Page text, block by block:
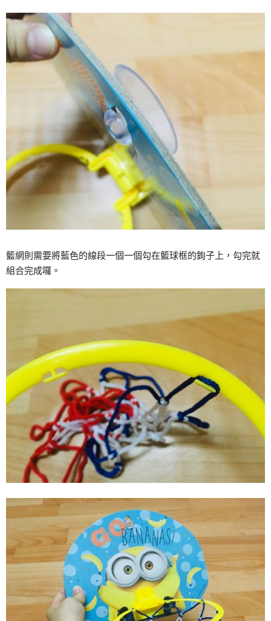
籃網則需要將藍色的線段一個一個勾在籃球框的鉤子上，勾完就
組合完成囉。